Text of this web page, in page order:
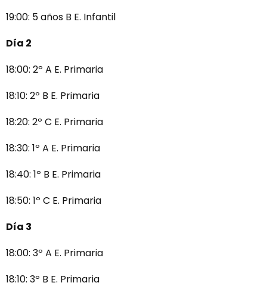
19:00: 5 años B E. Infantil
Día 2
18:00: 2º A E. Primaria
18:10: 2º B E. Primaria
18:20: 2º C E. Primaria
18:30: 1º A E. Primaria
18:40: 1º B E. Primaria
18:50: 1º C E. Primaria
Día 3
18:00: 3º A E. Primaria
18:10: 3º B E. Primaria